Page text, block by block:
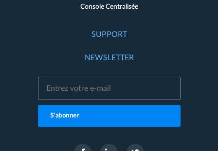
Console Centralisée
SUPPORT
NEWSLETTER
S'abonner